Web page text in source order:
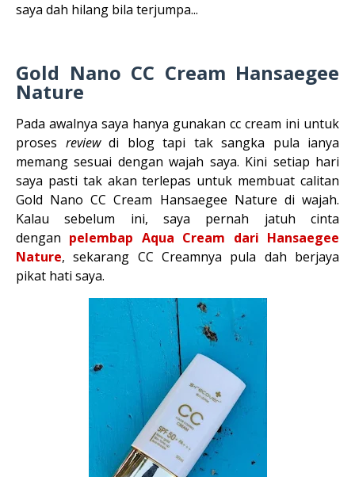
saya dah hilang bila terjumpa...
Gold Nano CC Cream Hansaegee
Nature
Pada awalnya saya hanya gunakan cc cream ini untuk
proses reviewdi blog tapi tak sangka pula ianya
memang sesuai dengan wajah saya. Kini setiap hari
saya pasti tak akan terlepas untuk membuat calitan
Gold Nano CC Cream Hansaegee Nature di wajah.
Kalau sebelum ini, saya pernah jatuh cinta
dengan pelembap Aqua Cream dari Hansaegee
Nature, sekarang CC Creamnya pula dah berjaya
pikat hati saya.